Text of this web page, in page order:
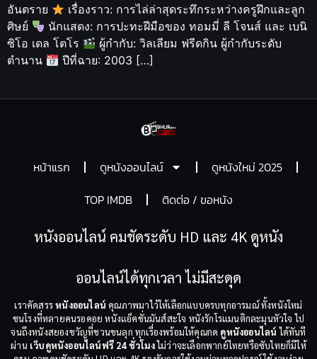
อันตราย
เรื่องราว: การไล่ล่าสุดระทึกระหว่างครูฝึกและลูก
ศิษย์
นักแสดง: การปะทะฝีมือของ ทอมมี่ ลี โจนส์ และ เบนิ
ซิโอ เดล โตโร
ผู้กำกับ: วิลเลียม ฟรีดกิน ผู้กำกับระดับ
ตำนาน
ปีที่ฉาย: 2003 […]
หน้าแรก ดูหนังออนไลน์
ดูหนังใหม่ 2025
TOP IMDB
ติดต่อ / ขอหนัง
หนังออนไลน์ คมชัดระดับ HD และ 4K ดูหนัง
ออนไลน์ได้ทุกเวลา ไม่มีสะดุด
เราคัดสรรหนังออนไลน์ คุณภาพมาไว้ให้เลือกแบบครบทุกอารมณ์ ทั้งหนังใหม่
ชนโรงที่หลายคนรอคอย หนังแอ็คชั่นมันส์สะใจ หนังรักโรแมนติกละมุนหัวใจ ไป
จนถึงหนังสยองขวัญที่ชวนขนลุก ทุกเรื่องพร้อมให้คุณกด ดูหนังออนไลน์ ได้ทันที
ผ่าน เว็บดูหนังออนไลน์ฟรี 24 ชั่วโมงไม่ว่าจะเลือกพากย์ไทยหรือซับไทยก็มีให้